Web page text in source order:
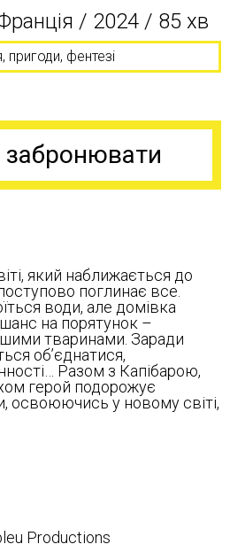
/ 2024 / 85 хв
пригоди, фентезі
забронювати
який наближається до
поглинає все.
води, але домівка
на порятунок –
тваринами. Заради
об’єднатися,
Разом з Капібарою,
герой подорожує
освоюючись у новому світі,
Productions